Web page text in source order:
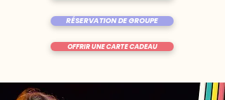
OFFRIR UNE CARTE CADEAU
RÉSERVATION DE GROUPE